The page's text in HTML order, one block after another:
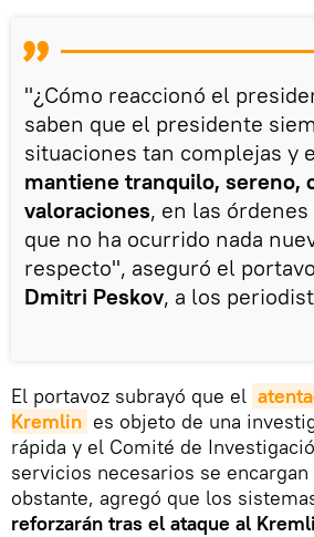
"¿Cómo reaccionó el
saben que el presidente
situaciones tan complejas y
mantiene tranquilo, sereno,
valoraciones, en las
que no ha ocurrido nada
respecto", aseguró el
Dmitri Peskov, a los
El portavoz subrayó que el
Kremlin es objeto de una
rápida y el Comité de
servicios necesarios se
obstante, agregó que los
reforzarán tras el ataque al